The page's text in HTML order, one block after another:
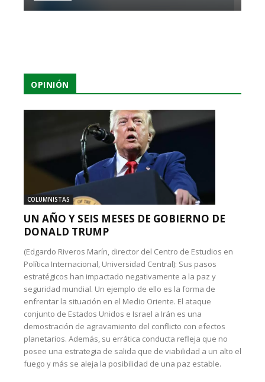
OPINIÓN
COLUMNISTAS
UN AÑO Y SEIS MESES DE GOBIERNO DE
DONALD TRUMP
(Edgardo Riveros Marín, director del Centro de Estudios en
Política Internacional, Universidad Central): Sus pasos
estratégicos han impactado negativamente a la paz y
seguridad mundial. Un ejemplo de ello es la forma de
enfrentar la situación en el Medio Oriente. El ataque
conjunto de Estados Unidos e Israel a Irán es una
demostración de agravamiento del conflicto con efectos
planetarios. Además, su errática conducta refleja que no
posee una estrategia de salida que de viabilidad a un alto el
fuego y más se aleja la posibilidad de una paz estable.